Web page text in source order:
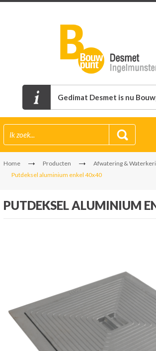
Gedimat Desmet is nu
Home Producten
Afwatering &
Putdeksel aluminium enkel 40x40
PUTDEKSEL ALUMINIUM